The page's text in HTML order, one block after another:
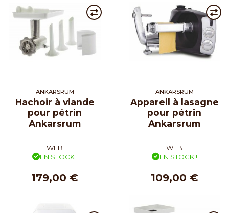
ANKARSRUM
Hachoir à viande
pour pétrin
Ankarsrum
WEB
EN STOCK !
179,00 €
ANKARSRUM
Appareil à lasagne
pour pétrin
Ankarsrum
WEB
EN STOCK !
109,00 €